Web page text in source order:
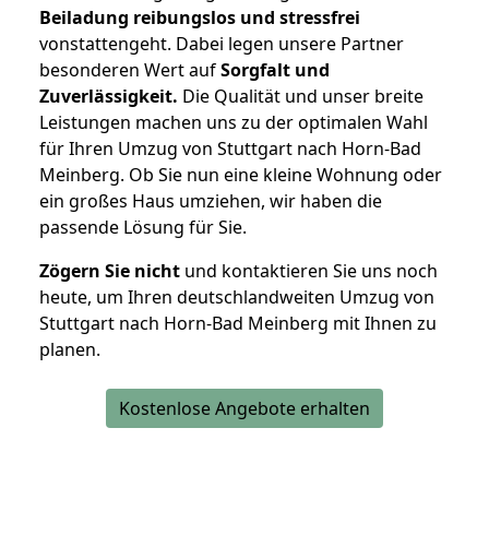
Beiladung reibungslos und stressfrei
vonstattengeht. Dabei legen unsere Partner
besonderen Wert aufSorgfalt und
Zuverlässigkeit. Die Qualität und unser breite
Leistungen machen uns zu der optimalen Wahl
für Ihren Umzug von Stuttgart nach Horn-Bad
Meinberg. Ob Sie nun eine kleine Wohnung oder
ein großes Haus umziehen, wir haben die
passende Lösung für Sie.
Zögern Sie nicht und kontaktieren Sie uns noch
heute, um Ihren deutschlandweiten Umzug von
Stuttgart nach Horn-Bad Meinberg mit Ihnen zu
planen.
Kostenlose Angebote erhalten